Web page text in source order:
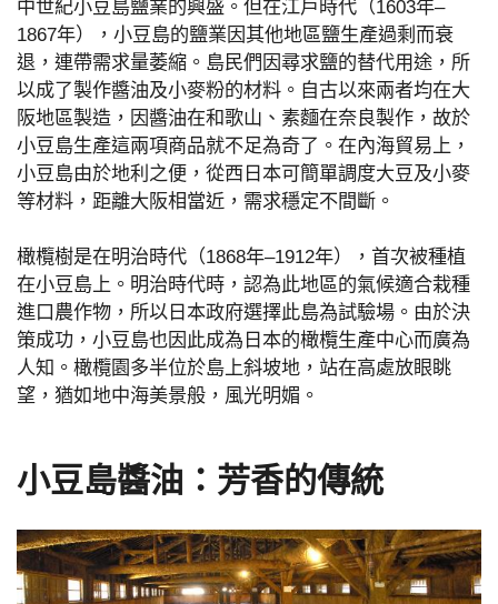
中世紀小豆島鹽業的興盛。但在江戶時代（1603年–
1867年），小豆島的鹽業因其他地區鹽生產過剩而衰
退，連帶需求量萎縮。島民們因尋求鹽的替代用途，所
以成了製作醬油及小麥粉的材料。自古以來兩者均在大
阪地區製造，因醬油在和歌山、素麵在奈良製作，故於
小豆島生產這兩項商品就不足為奇了。在內海貿易上，
小豆島由於地利之便，從西日本可簡單調度大豆及小麥
等材料，距離大阪相當近，需求穩定不間斷。
橄欖樹是在明治時代（1868年–1912年），首次被種植
在小豆島上。明治時代時，認為此地區的氣候適合栽種
進口農作物，所以日本政府選擇此島為試驗場。由於決
策成功，小豆島也因此成為日本的橄欖生產中心而廣為
人知。橄欖園多半位於島上斜坡地，站在高處放眼眺
望，猶如地中海美景般，風光明媚。
小豆島醬油：芳香的傳統